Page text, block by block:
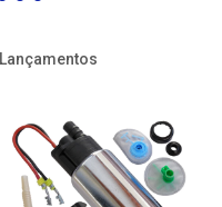
Lançamentos